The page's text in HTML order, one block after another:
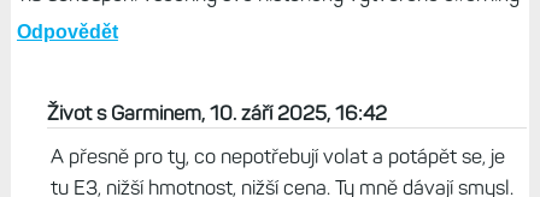
hlasový asistent , diktafon jsou věci které bych tam
vůbec nepotřeboval.. stále se nějak nemohu pouze
obrazovky které jsem dřív používal tak jsem na to
která mně sejří jsou ciferníky .. tak moc bych chtěl